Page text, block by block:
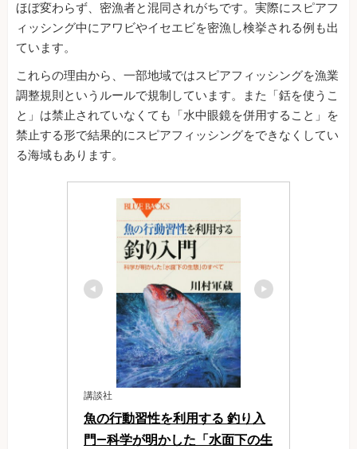
ほぼ変わらず、密漁者と混同されがちです。実際にスピアフ
ィッシング中にアワビやイセエビを密漁し検挙される例も出
ています。
これらの理由から、一部地域ではスピアフィッシングを漁業
調整規則というルールで規制しています。また「銛を使うこ
と」は禁止されていなくても「水中眼鏡を併用すること」を
禁止する形で結果的にスピアフィッシングをできなくしてい
る海域もあります。
講談社
魚の行動習性を利用する 釣り入
門―科学が明かした「水面下の生